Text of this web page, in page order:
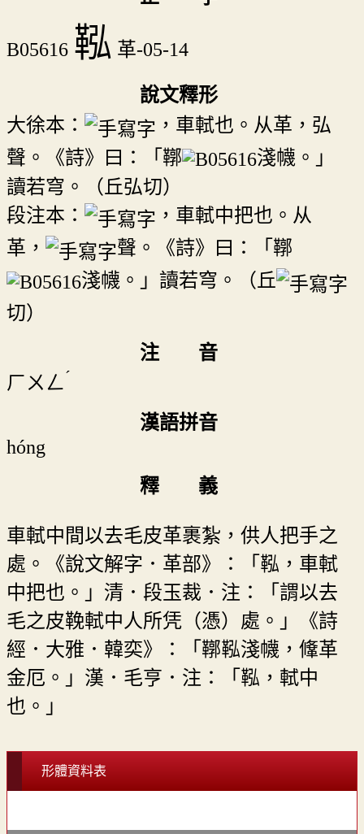
B05616 鞃 革-05-14
說文釋形
大徐本：
，車軾也。从革，弘
聲。《詩》曰：「鞹
淺幭。」
讀若穹。（丘弘切）
段注本：
，車軾中把也。从
革，
聲。《詩》曰：「鞹
淺幭。」讀若穹。（丘
切）
注 音
ㄏㄨㄥˊ
漢語拼音
hóng
釋 義
車軾中間以去毛皮革裹紮，供人把手之
處。《說文解字．革部》：「鞃，車軾
中把也。」清．段玉裁．注：「謂以去
毛之皮鞔軾中人所凭（憑）處。」《詩
經．大雅．韓奕》：「鞹鞃淺幭，鞗革
金厄。」漢．毛亨．注：「鞃，軾中
也。」
形體資料表